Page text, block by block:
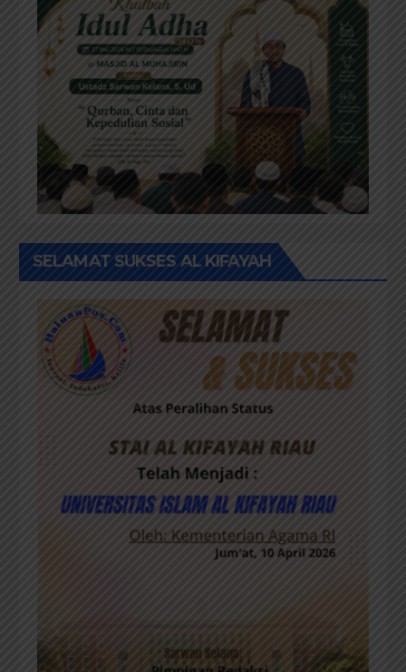
SELAMAT SUKSES AL KIFAYAH